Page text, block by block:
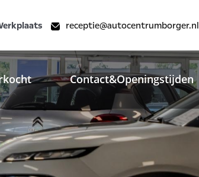
receptie@autocentrumborger.nl
Contact&Openingstijden